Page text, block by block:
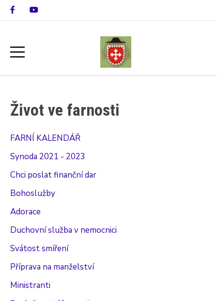
Život ve farnosti
FARNÍ KALENDÁŘ
Synoda 2021 - 2023
Chci poslat finanční dar
Bohoslužby
Adorace
Duchovní služba v nemocnici
Svátost smíření
Příprava na manželství
Ministranti